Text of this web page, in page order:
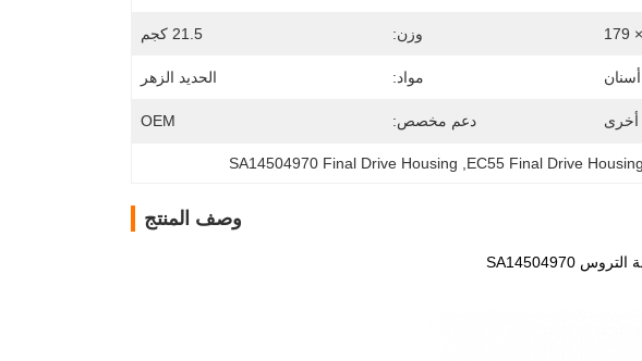
وزن: 21.5 كجم
مواد: الحديد الزهر
أخرى دعم مخصص: OEM
EC55 Final Drive Housing
SA14504970 Final Drive Housing
وصف المنتج